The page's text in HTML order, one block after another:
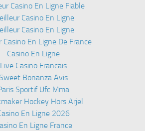
Casino En Ligne Fiable
Casino En Ligne
Casino En Ligne
Casino En Ligne De France
Casino En Ligne
Live Casino Francais
Sweet Bonanza Avis
Sportif Ufc Mma
Hockey Hors Arjel
En Ligne 2026
En Ligne France